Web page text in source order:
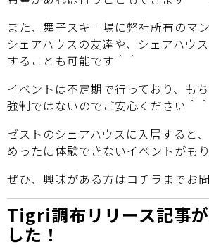
また、舞子スキー場に弊社所有のマ
シェアハウスの友達や、シェアハウ
することも可能です＾＾
イベントは不定期で行っており、も
強制ではないのでご安心ください＾＾
ゼストのシェアハウスに入居すると、
めったに体験できないイベントがも
ぜひ、興味がある方はコチラ までお
Tigri調布リリース記事
した！